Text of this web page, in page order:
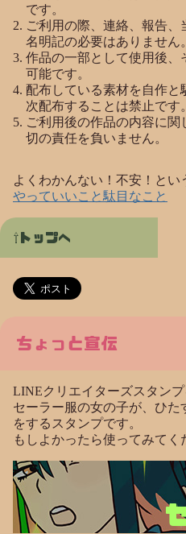
です。
ご利用の際、連絡、報告
名明記の必要はありません。
作品の一部として使用後、
可能です。
配布している素材を自作と
次配布することは禁止です。
ご利用後の作品の内容に
切の責任を負いません。
よくわかんない！不安！と
やっていいこと駄目なこと
トップへ
ちょっと宣伝
LINEクリエイターズスタンプ
セーラー服の女の子が、ひ
をするスタンプです。
もしよかったら使ってみてく